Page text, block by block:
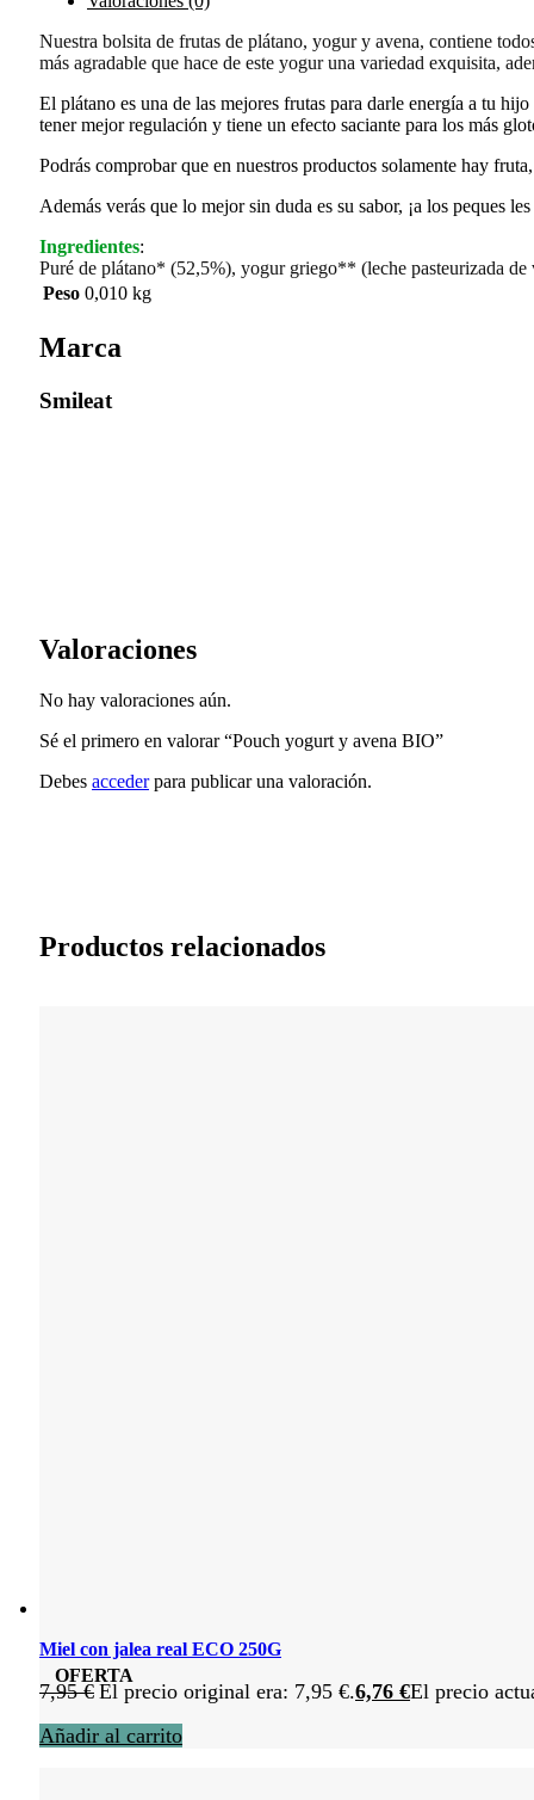
Nuestra bolsita de frutas de plátano, yogur y avena, contiene
más agradable que hace de este yogur una variedad exquisita,
El plátano es una de las mejores frutas para darle energía a tu
tener mejor regulación y tiene un efecto saciante para los más
Podrás comprobar que en nuestros productos solamente hay
Además verás que lo mejor sin duda es su sabor, ¡a los peques
Ingredientes:
Puré de plátano* (52,5%), yogur griego** (leche pasteurizada
Peso 0,010 kg
Marca
Smileat
Valoraciones
No hay valoraciones aún.
Sé el primero en valorar “Pouch yogurt y avena BIO”
Debes accederpara publicar una valoración.
Productos relacionados
OFERTA
Miel con jalea real ECO 250G
7,95€ El precio original era: 7,95 €.6,76 €El precio
Añadir al carrito